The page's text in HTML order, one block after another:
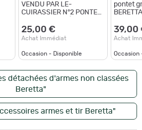
VENDU PAR LE-
CUIRASSIER N°2 PONTET
S56E CAL12
25,00 €
Achat Immédiat
Occasion - Disponible
pontet
(SZ74)
39,00
Achat
Occasion
détachées d'armes non classées
Beretta"
armes et tir Beretta"